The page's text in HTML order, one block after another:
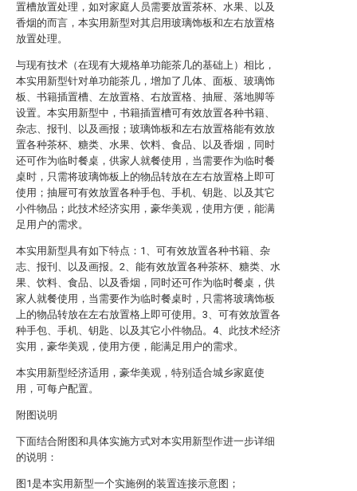
置槽放置处理，如对家庭人员需要放置茶杯、水果、以及
香烟的而言，本实用新型对其启用玻璃饰板和左右放置格
放置处理。
与现有技术（在现有大规格单功能茶几的基础上）相比，
本实用新型针对单功能茶几，增加了几体、面板、玻璃饰
板、书籍插置槽、左放置格、右放置格、抽屉、落地脚等
设置。本实用新型中，书籍插置槽可有效放置各种书籍、
杂志、报刊、以及画报；玻璃饰板和左右放置格能有效放
置各种茶杯、糖类、水果、饮料、食品、以及香烟，同时
还可作为临时餐桌，供家人就餐使用，当需要作为临时餐
桌时，只需将玻璃饰板上的物品转放在左右放置格上即可
使用；抽屉可有效放置各种手包、手机、钥匙、以及其它
小件物品；此技术经济实用，豪华美观，使用方便，能满
足用户的需求。
本实用新型具有如下特点：1、可有效放置各种书籍、杂
志、报刊、以及画报。2、能有效放置各种茶杯、糖类、水
果、饮料、食品、以及香烟，同时还可作为临时餐桌，供
家人就餐使用，当需要作为临时餐桌时，只需将玻璃饰板
上的物品转放在左右放置格上即可使用。3、可有效放置各
种手包、手机、钥匙、以及其它小件物品。4、此技术经济
实用，豪华美观，使用方便，能满足用户的需求。
本实用新型经济适用，豪华美观，特别适合城乡家庭使
用，可每户配置。
附图说明
下面结合附图和具体实施方式对本实用新型作进一步详细
的说明：
图1是本实用新型一个实施例的装置连接示意图；